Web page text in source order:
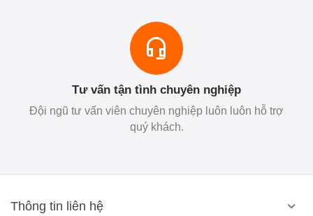
Tư vấn tận tình chuyên nghiệp
Đội ngũ tư vấn viên chuyên nghiệp luôn luôn hỗ trợ
quý khách.
Thông tin liên hệ